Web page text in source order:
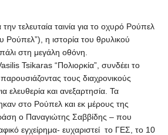
τελευταία ταινία για το οχυρό Ρούπελ
Ρούπελ”), η ιστορία του θρυλικού
στη μεγάλη οθόνη.
Tsikaras “Πολιορκία”, συνδέει το
τους διαχρονικούς
ελευθερία και ανεξαρτησία. Τα
στο Ρούπελ και εκ μέρους της
ο Παναγιώτης Σαββίδης – που
εγχείρημα- ευχαριστεί το ΓΕΣ, το 10